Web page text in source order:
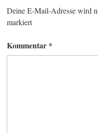
Deine E-Mail-Adresse wird
markiert
Kommentar *